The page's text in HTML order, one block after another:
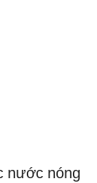
nước nóng